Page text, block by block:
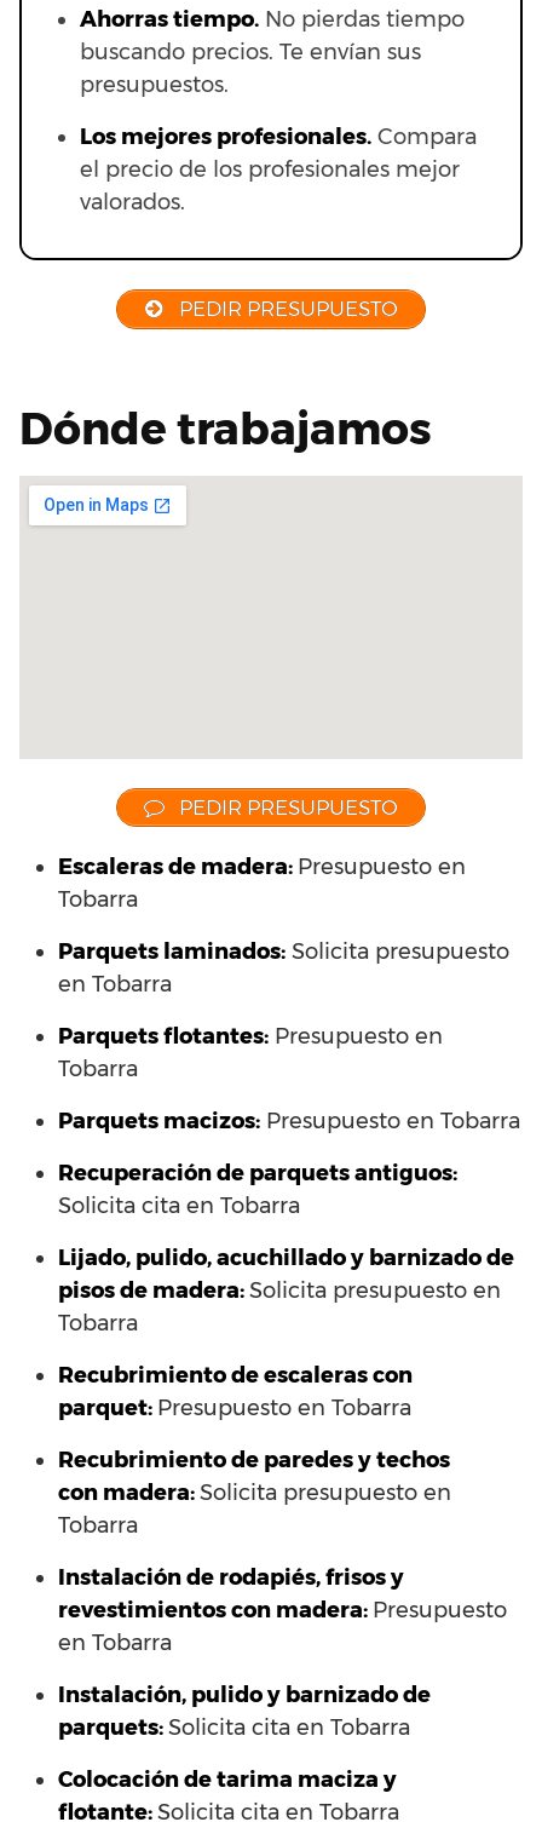
Ahorras tiempo. No pierdas tiempo
buscando precios. Te envían sus
presupuestos.
Los mejores profesionales. Compara
el precio de los profesionales mejor
valorados.
PEDIR PRESUPUESTO
Dónde trabajamos
PEDIR PRESUPUESTO
Escaleras de madera: Presupuesto en
Tobarra
Parquets laminados: Solicita presupuesto
en Tobarra
Parquets flotantes: Presupuesto en
Tobarra
Parquets macizos: Presupuesto en Tobarra
Recuperación de parquets antiguos:
Solicita cita en Tobarra
Lijado, pulido, acuchillado y barnizado de
pisos de madera:Solicita presupuesto en
Tobarra
Recubrimiento de escaleras con
parquet: Presupuesto en Tobarra
Recubrimiento de paredes y techos
con madera:Solicita presupuesto en
Tobarra
Instalación de rodapiés, frisos y
revestimientos con madera: Presupuesto
en Tobarra
Instalación, pulido y barnizado de
parquets:Solicita cita en Tobarra
Colocación de tarima maciza y
flotante:Solicita cita en Tobarra